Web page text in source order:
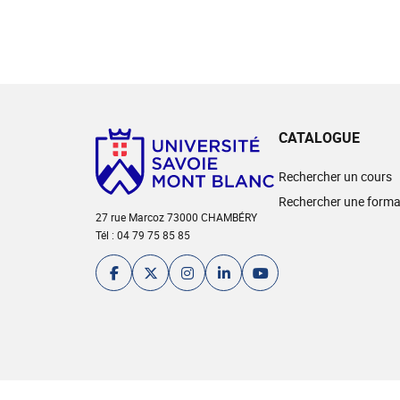
27 rue Marcoz 73000 CHAMBÉRY
Tél : 04 79 75 85 85
CATALOGUE
Rechercher un cours
Rechercher une